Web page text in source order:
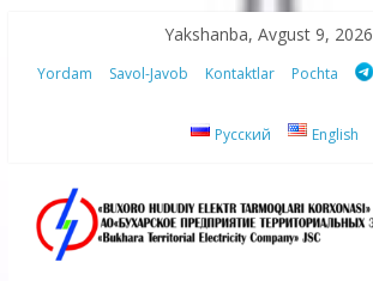
content
Yakshanba, Avgust 9, 2026
Yordam Savol-Javob Kontaktlar Pochta
Русский English